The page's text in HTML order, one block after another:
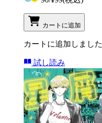
カートに追加
カートに追加しました
試し読み